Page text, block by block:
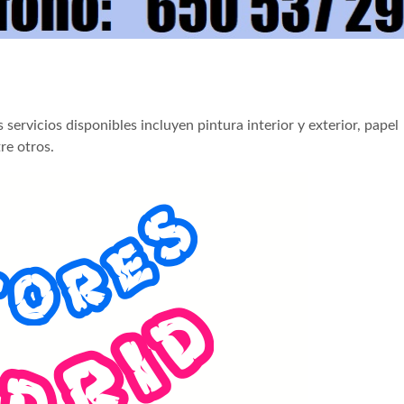
servicios disponibles incluyen pintura interior y exterior, papel
otros.